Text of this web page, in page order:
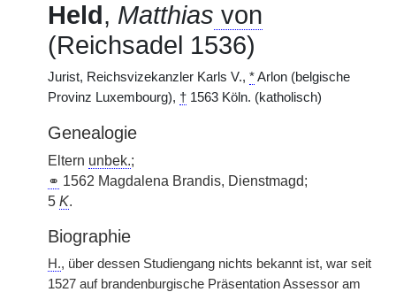
Held, Matthias von
(Reichsadel 1536)
Jurist, Reichsvizekanzler Karls V., *Arlon (belgische
Provinz Luxembourg), † 1563 Köln. (katholisch)
Genealogie
Eltern unbek.;
⚭ 1562 Magdalena Brandis, Dienstmagd;
5 K.
Biographie
H., über dessen Studiengang nichts bekannt ist, war seit
1527 auf brandenburgische Präsentation Assessor am